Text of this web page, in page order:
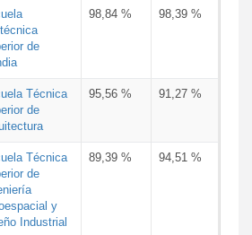
de
98,84 % 98,39 %
Técnica
de
95,56 % 91,27 %
Técnica
de
y
Industrial
89,39 % 94,51 %